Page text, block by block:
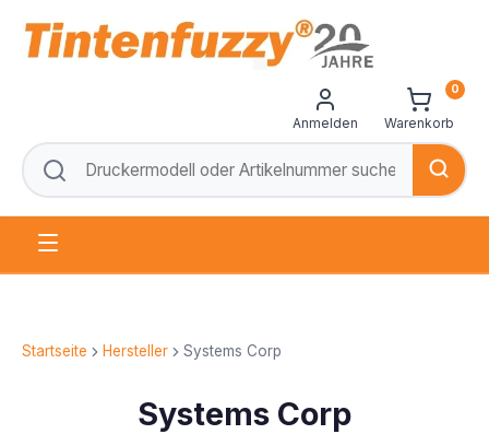
Anmelden Warenkorb
0
Startseite Hersteller Systems Corp
Systems Corp